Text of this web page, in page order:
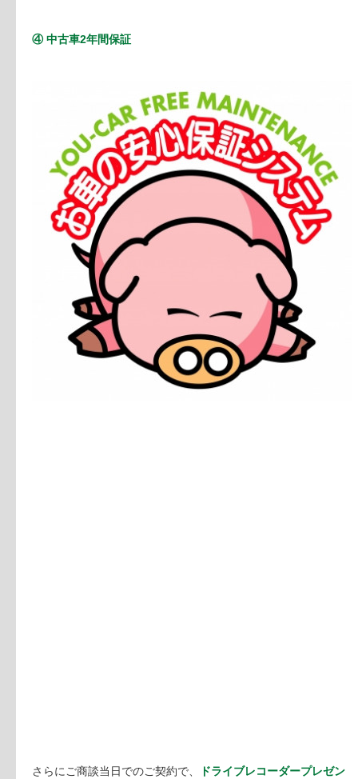
④ 中古車2年間保証
さらにご商談当日でのご契約で、
ドライブレコーダープレゼン